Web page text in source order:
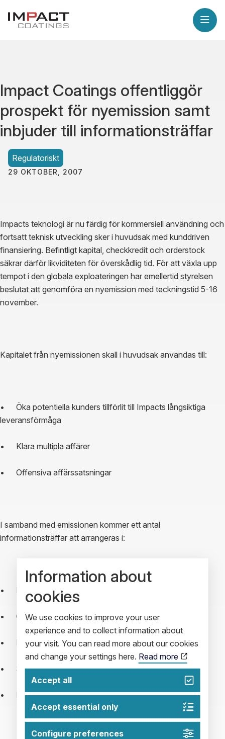
Impact Coatings offentliggör
prospekt för nyemission samt
inbjuder till informationsträffar
Regulatoriskt
29 OKTOBER, 2007
Impacts teknologi är nu färdig för kommersiell användning och
fortsatt teknisk utveckling sker i huvudsak med kunddriven
finansiering. Befintligt kapital, checkkredit och orderstock
säkrar därför likviditeten för överskådlig tid. För att växla upp
tempot i den globala exploateringen har emellertid styrelsen
beslutat att genomföra en nyemission med teckningstid 5-16
november.
Kapitalet från nyemissionen skall i huvudsak användas till:
•	Öka potentiella kunders tillförlit till Impacts långsiktiga
leveransförmåga
•	Klara multipla affärer
•	Offensiva affärssatsningar
I samband med emissionen kommer ett antal
informationsträffar att arrangeras i:
•	Linköping 5/11 och 12/11
•	Göteborg 6/11 samt 8/11
•	Luleå 7/11
•	Sockholm 8/11
•	Malmö 9/11
Information about
cookies
We use cookies to improve your user
experience and to collect information about
your visit. You can read more about our cookies
and change your settings here. Read more
Accept all
Accept essential only
Configure preferences